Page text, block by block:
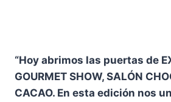
“Hoy abrimos las puertas de
GOURMET SHOW, SALÓN
CACAO. En esta edición nos